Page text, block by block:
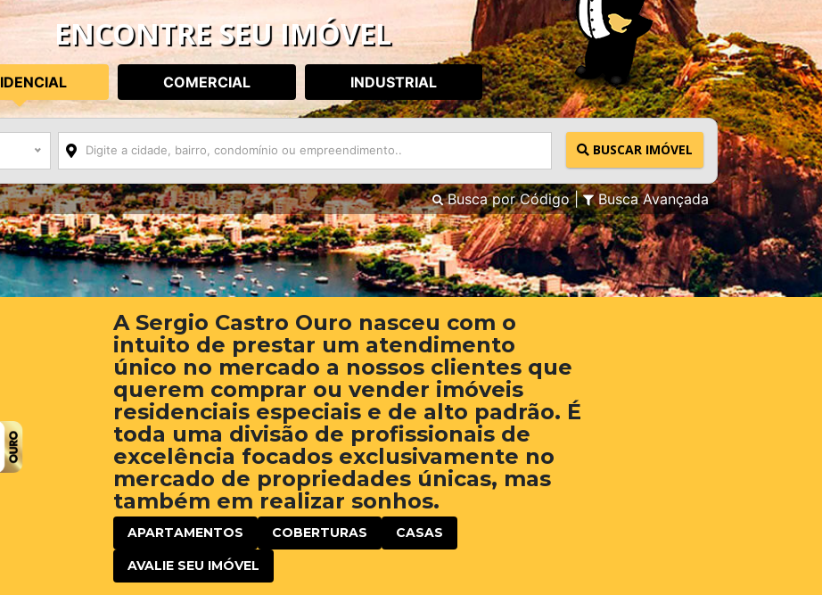
ENCONTRE SEU IMÓVEL
COMERCIAL INDUSTRIAL
BUSCAR IMÓVEL
Busca por Código Busca Avançada
A Sergio Castro Ouro nasceu com o
intuito de prestar um atendimento
único no mercado a nossos clientes que
querem comprar ou vender imóveis
residenciais especiais e de alto padrão. É
toda uma divisão de profissionais de
excelência focados exclusivamente no
mercado de propriedades únicas, mas
também em realizar sonhos.
APARTAMENTOS COBERTURAS CASAS
AVALIE SEU IMÓVEL